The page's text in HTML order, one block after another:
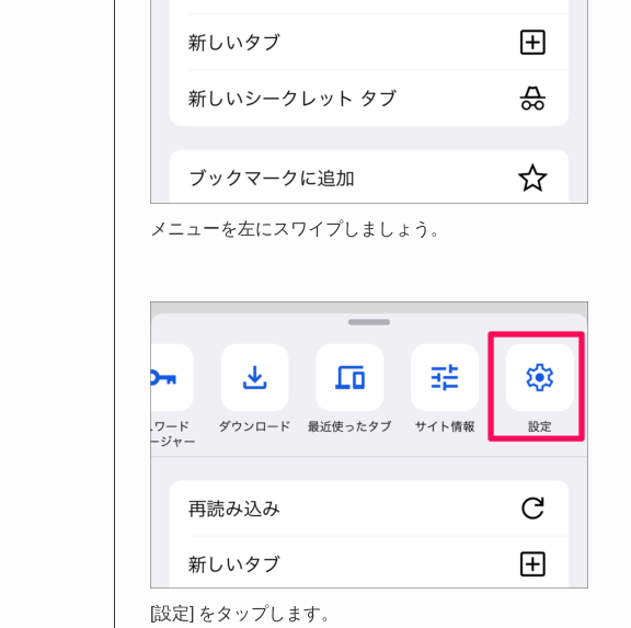
メニューを左にスワイプしましょう。
[設定] をタップします。